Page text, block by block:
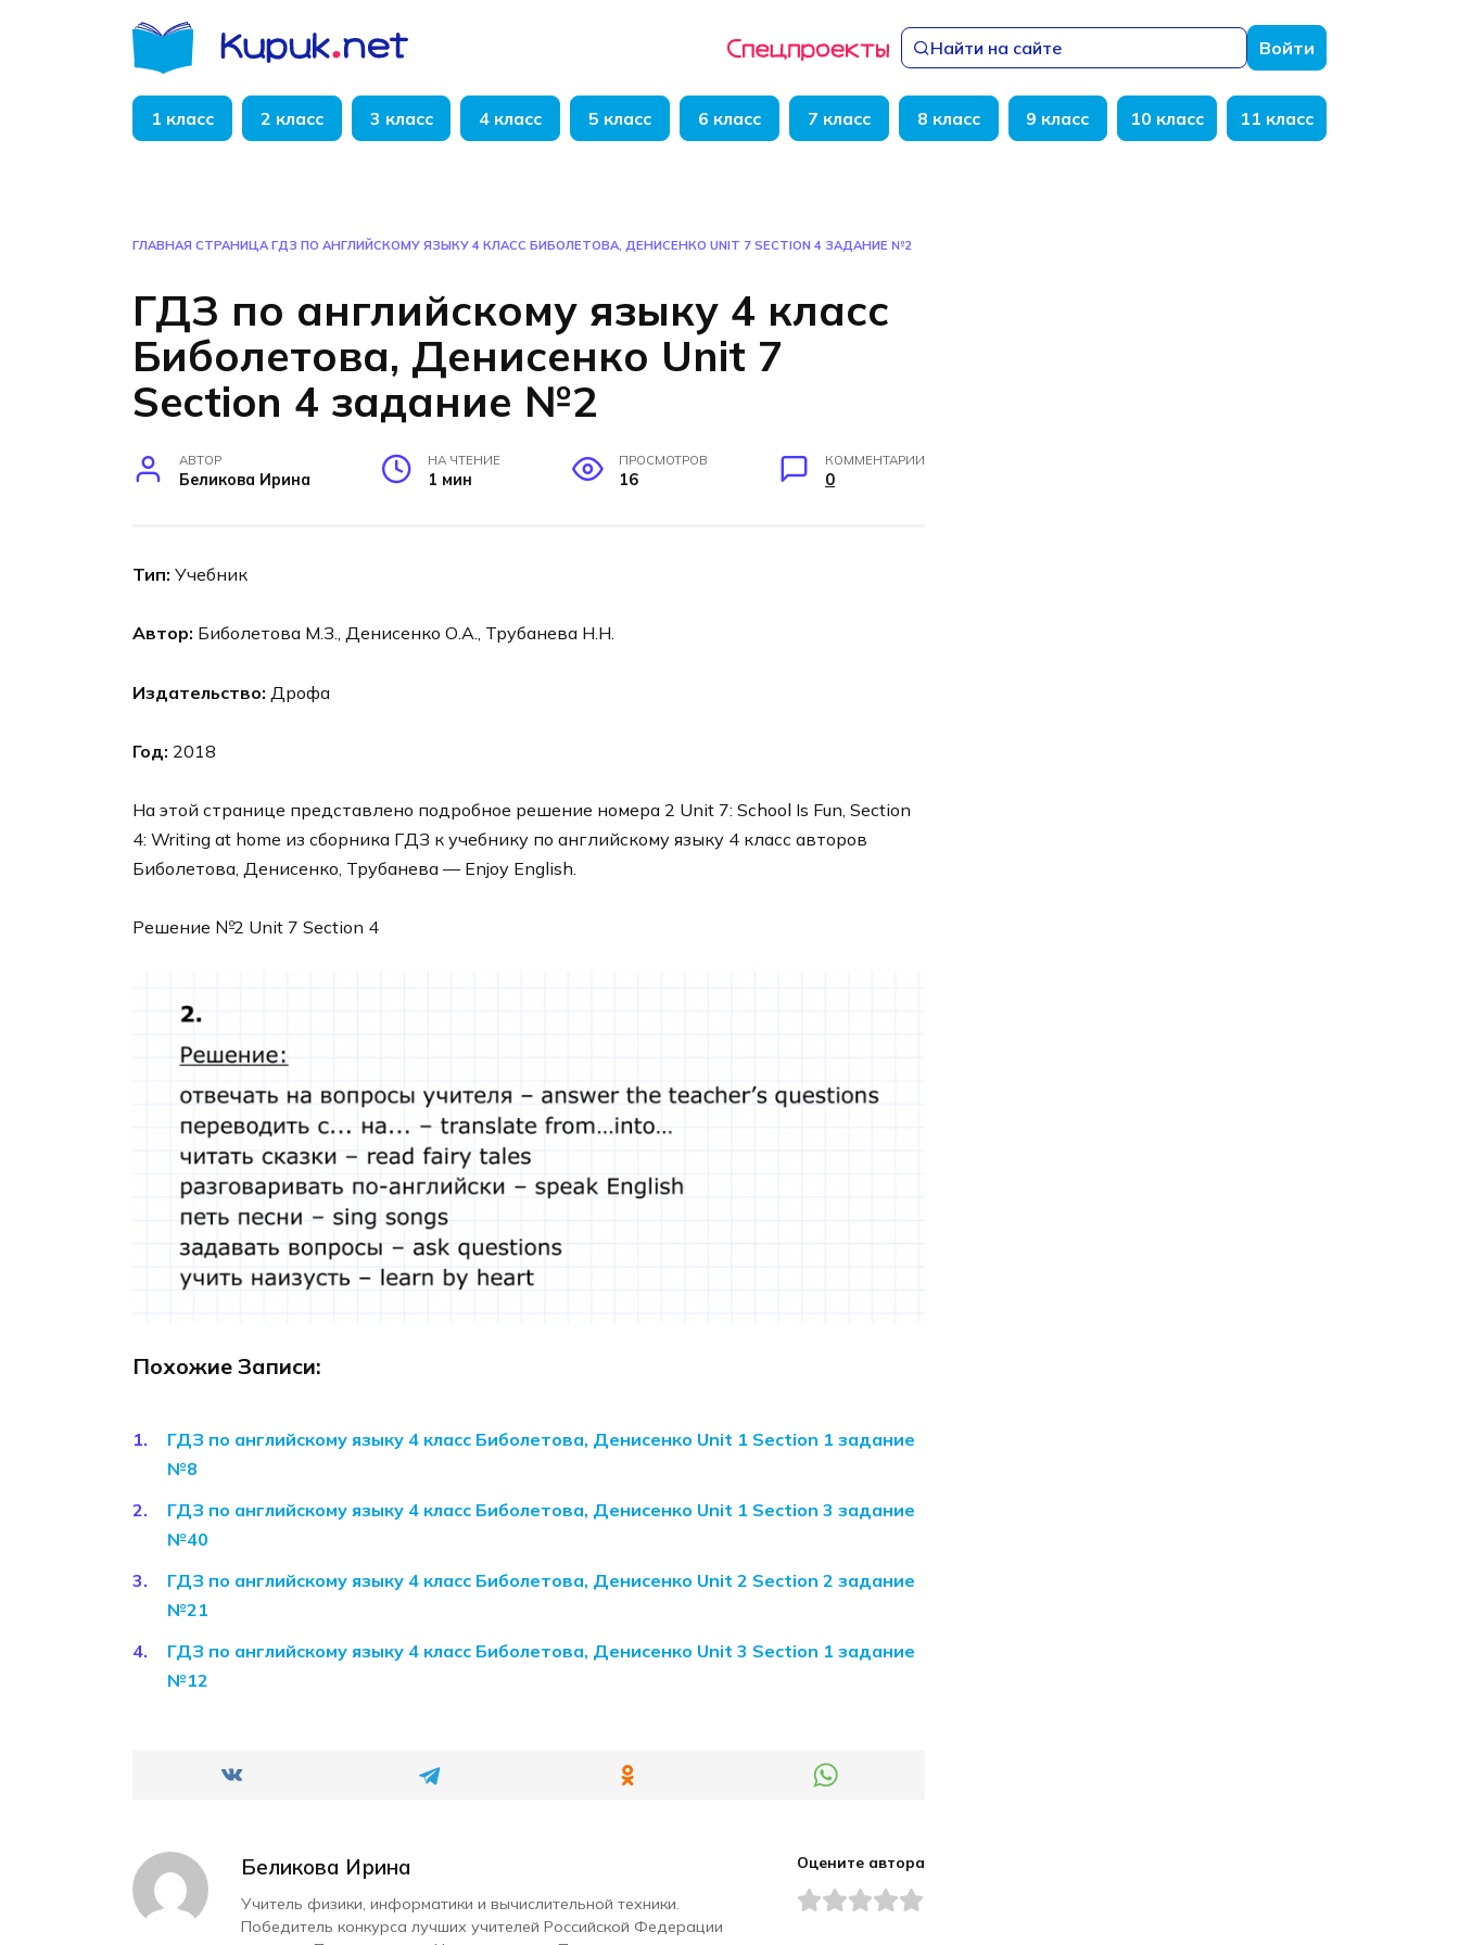
Найти на сайте Войти
1 класс 2 класс 3 класс 4 класс 5 класс 6 класс 7 класс 8 класс 9 класс 10 класс 11 класс
ГЛАВНАЯ СТРАНИЦА ГДЗ ПО АНГЛИЙСКОМУ ЯЗЫКУ 4 КЛАСС БИБОЛЕТОВА, ДЕНИСЕНКО UNIT 7 SECTION 4 ЗАДАНИЕ №2
ГДЗ по английскому языку 4 класс
Биболетова, Денисенко Unit 7
Section 4 задание №2
АВТОР
Беликова Ирина
НА ЧТЕНИЕ
1 мин
ПРОСМОТРОВ
16
КОММЕНТАРИИ
0
Тип: Учебник
Автор: Биболетова М.З., Денисенко О.А., Трубанева Н.Н.
Издательство: Дрофа
Год: 2018
На этой странице представлено подробное решение номера 2 Unit 7: School Is Fun, Section
4: Writing at home из сборника ГДЗ к учебнику по английскому языку 4 класс авторов
Биболетова, Денисенко, Трубанева — Enjoy English.
Решение №2 Unit 7 Section 4
Похожие Записи:
ГДЗ по английскому языку 4 класс Биболетова, Денисенко Unit 1 Section 1 задание
№8
ГДЗ по английскому языку 4 класс Биболетова, Денисенко Unit 1 Section 3 задание
№40
ГДЗ по английскому языку 4 класс Биболетова, Денисенко Unit 2 Section 2 задание
№21
ГДЗ по английскому языку 4 класс Биболетова, Денисенко Unit 3 Section 1 задание
№12
Беликова Ирина
Учитель физики, информатики и вычислительной техники.
Победитель конкурса лучших учителей Российской Федерации
Оцените автора